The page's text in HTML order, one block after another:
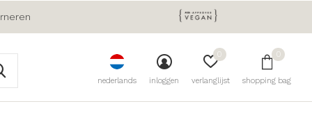
nederlands inloggen verlanglijst
0
shopping bag
0